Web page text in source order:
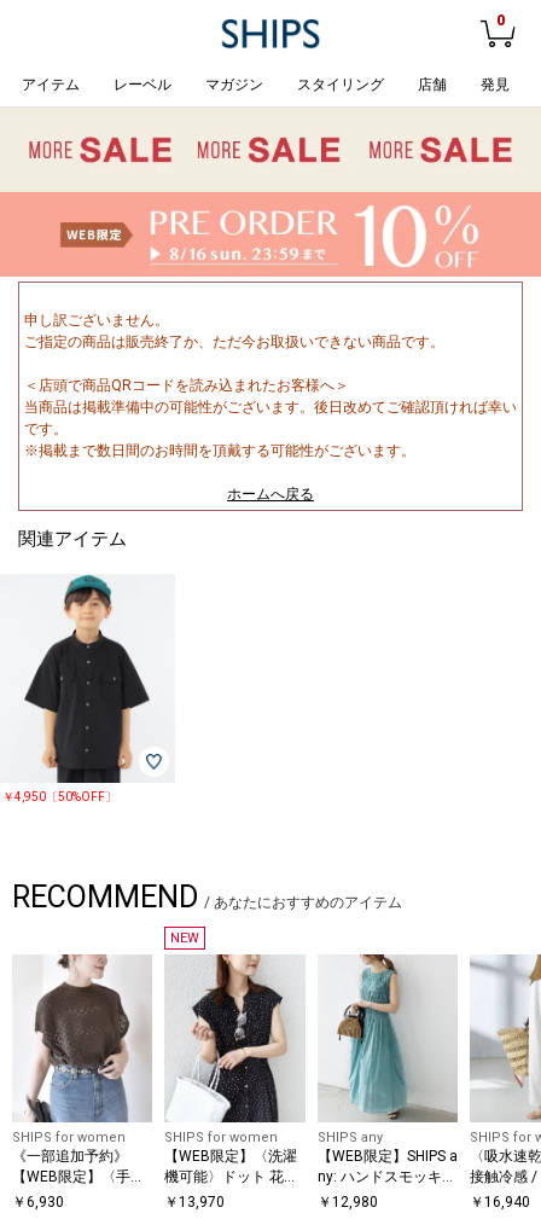
0
アイテム レーベル マガジン スタイリング 店舗 発見
申し訳ございません。
ご指定の商品は販売終了か、ただ今お取扱いできない商品です。
＜店頭で商品QRコードを読み込まれたお客様へ＞
当商品は掲載準備中の可能性がございます。後日改めてご確認頂ければ幸い
です。
※掲載まで数日間のお時間を頂戴する可能性がございます。
ホームへ戻る
関連アイテム
￥4,950〔50%OFF〕
RECOMMEND / あなたにおすすめのアイテム
SHIPS for women
《一部追加予約》
【WEB限定】〈手洗
い可能〉アイレット
￥ 6,930
NEW
SHIPS for women
【WEB限定】〈洗濯
機可能〉ドット 花柄
サイド プリーツ フレ
￥13,970
SHIPS any
【WEB限定】SHIPS a
ny: ハンドスモッキン
グ コットン フレア
￥ 12,980
SHIPS for
〈吸水速
接触冷感 /
能〉ツイ
￥16,940